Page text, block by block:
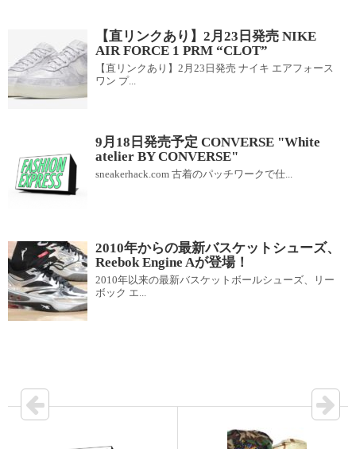
【直リンクあり】2月23日発売 NIKE
AIR FORCE 1 PRM “CLOT”
【直リンクあり】2月23日発売 ナイキ エアフォース
ワン プ...
9月18日発売予定 CONVERSE "White
atelier BY CONVERSE"
sneakerhack.com 古着のパッチワークで仕...
2010年からの最新バスケットシューズ、
Reebok Engine Aが登場！
2010年以来の最新バスケットボールシューズ、リー
ボック エ...